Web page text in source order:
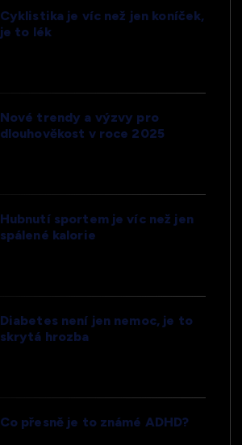
Cyklistika je víc než jen koníček,
je to lék
Nové trendy a výzvy pro
dlouhověkost v roce 2025
Hubnutí sportem je víc než jen
spálené kalorie
Diabetes není jen nemoc, je to
skrytá hrozba
Co přesně je to známé ADHD?